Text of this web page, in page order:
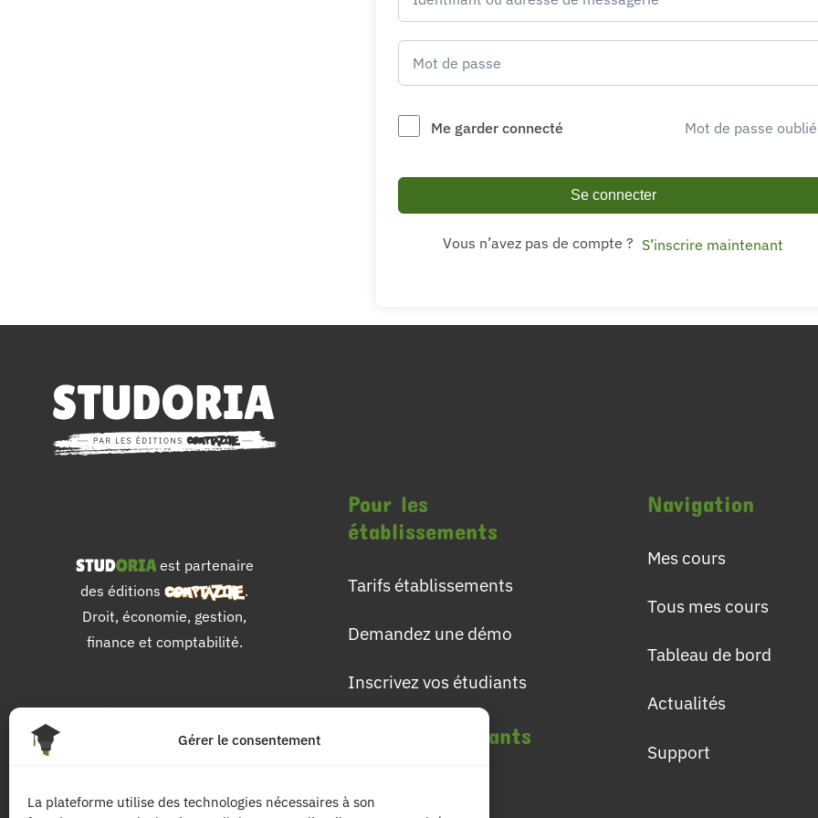
Gérer le consentement
La plateforme utilise des technologies nécessaires à son
Me garder connecté Mot de passe
Se connecter
Vous n’avez pas de compte ? S’inscrire maintenant
est partenaire
des éditions
.
Droit, économie, gestion,
finance et comptabilité.
Pour les
établissements
Tarifs établissements
Demandez une démo
Inscrivez vos étudiants
Pour les étudiants
Navigation
Mes cours
Tous mes cours
Tableau de bord
Actualités
Support